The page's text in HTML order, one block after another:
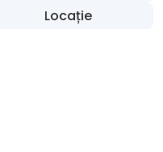
Locație